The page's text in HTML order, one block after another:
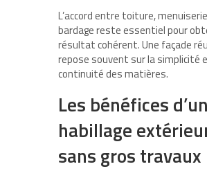
L’accord entre toiture,
bardage reste essentiel pour
résultat cohérent. Une façade
repose souvent sur la simplicité
continuité des matières.
Les bénéfices d’un
habillage
sans gros travaux